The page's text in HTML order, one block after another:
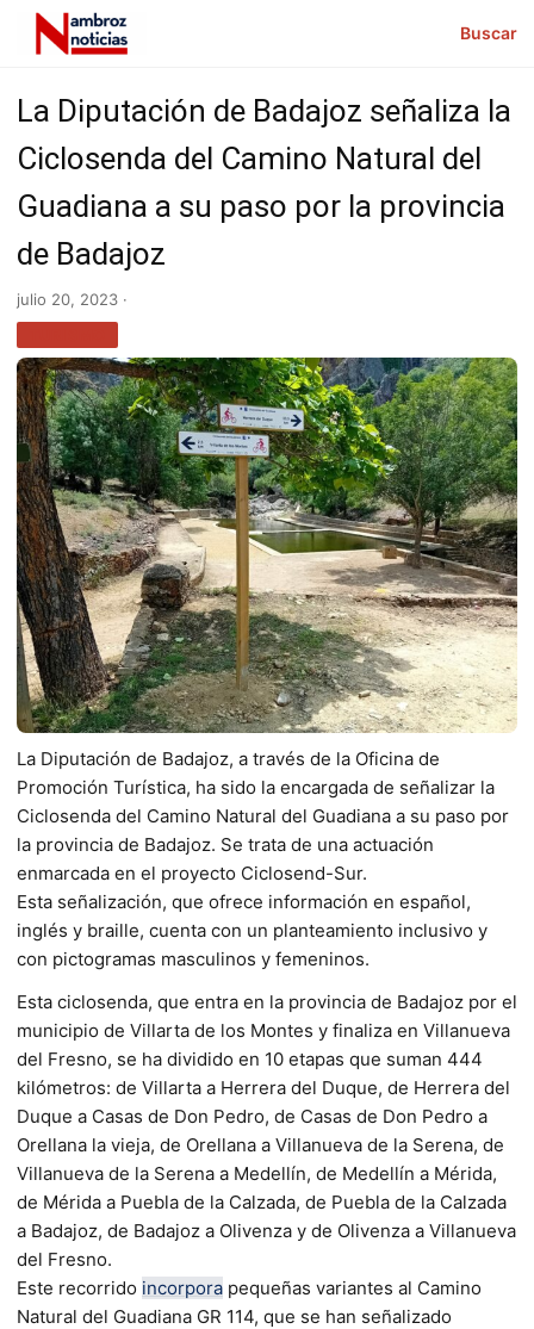
Buscar
La Diputación de Badajoz señaliza la
Ciclosenda del Camino Natural del
Guadiana a su paso por la provincia
de Badajoz
julio 20, 2023 ·
La Diputación de Badajoz, a través de la Oficina de
Promoción Turística, ha sido la encargada de señalizar la
Ciclosenda del Camino Natural del Guadiana a su paso por
la provincia de Badajoz. Se trata de una actuación
enmarcada en el proyecto Ciclosend-Sur.
Esta señalización, que ofrece información en español,
inglés y braille, cuenta con un planteamiento inclusivo y
con pictogramas masculinos y femeninos.
Esta ciclosenda, que entra en la provincia de Badajoz por el
municipio de Villarta de los Montes y finaliza en Villanueva
del Fresno, se ha dividido en 10 etapas que suman 444
kilómetros: de Villarta a Herrera del Duque, de Herrera del
Duque a Casas de Don Pedro, de Casas de Don Pedro a
Orellana la vieja, de Orellana a Villanueva de la Serena, de
Villanueva de la Serena a Medellín, de Medellín a Mérida,
de Mérida a Puebla de la Calzada, de Puebla de la Calzada
a Badajoz, de Badajoz a Olivenza y de Olivenza a Villanueva
del Fresno.
Este recorrido incorpora pequeñas variantes al Camino
Natural del Guadiana GR 114, que se han señalizado